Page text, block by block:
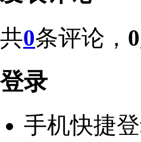
共0条评论， 0
登录
手机快捷